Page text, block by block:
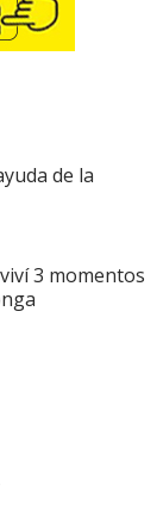
de la
3 momentos